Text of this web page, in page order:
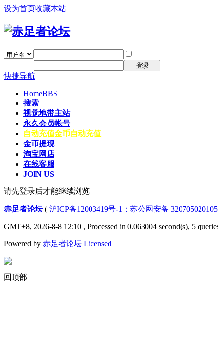
设为首页收藏本站
登录
快捷导航
HomeBBS
搜索
视觉地带主站
永久会员帐号
自动充值金币自动充值
金币提现
淘宝网店
在线客服
JOIN US
请先登录后才能继续浏览
赤足者论坛( 沪ICP备12003419号-1；苏公网安备
GMT+8, 2026-8-8 12:10 , Processed in 0.063004 second(s), 5
Powered by 赤足者论坛 Licensed
回顶部